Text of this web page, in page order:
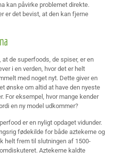
kan påvirke problemet direkte.
er det bevist, at den kan fjerne
de superfoods, de spiser, er en
i en verden, hvor det er helt
med noget nyt. Dette giver en
ønske om altid at have den nyeste
For eksempel, hvor mange kender
en ny model udkommer?
er en nyligt opdaget vidunder.
fødekilde for både aztekerne og
helt frem til slutningen af 1500-
Aztekerne kaldte